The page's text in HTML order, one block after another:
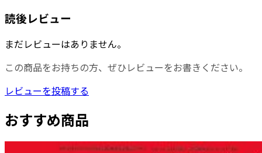
読後レビュー
まだレビューはありません。
この商品をお持ちの方、ぜひレビューをお書きください。
レビューを投稿する
おすすめ商品